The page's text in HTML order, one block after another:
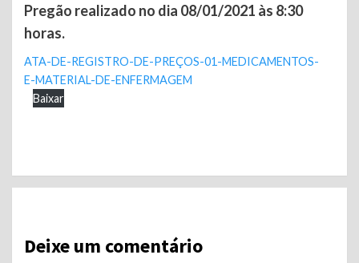
Pregão realizado no dia 08/01/2021 às 8:30
horas.
ATA-DE-REGISTRO-DE-PREÇOS-01-MEDICAMENTOS-
E-MATERIAL-DE-ENFERMAGEM
Baixar
Continue
Reading
Deixe um comentário